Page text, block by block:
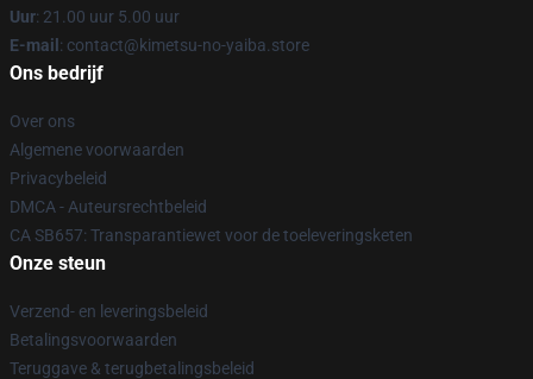
Uur: 21.00 uur 5.00 uur
E-mail : contact@kimetsu-no-yaiba.store
Ons bedrijf
Over ons
Algemene voorwaarden
Privacybeleid
DMCA - Auteursrechtbeleid
CA SB657: Transparantiewet voor de toeleveringsketen
Onze steun
Verzend- en leveringsbeleid
Betalingsvoorwaarden
Teruggave & terugbetalingsbeleid